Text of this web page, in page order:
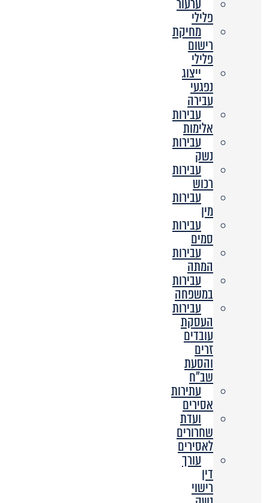
פלילי
מחיקת
רישום
פלילי
ייצוג
נפגעי
עבירה
עבירות
אלימות
עבירות
נשק
עבירות
רכוש
עבירות
מין
עבירות
סמים
עבירות
המתה
עבירות
במשפחה
עבירות
העסקת
עובדים
זרים
והסעת
שב”ח
עתירות
אסירים
ועדת
שחרורים
לאסירים
עורך
דין
רישוי